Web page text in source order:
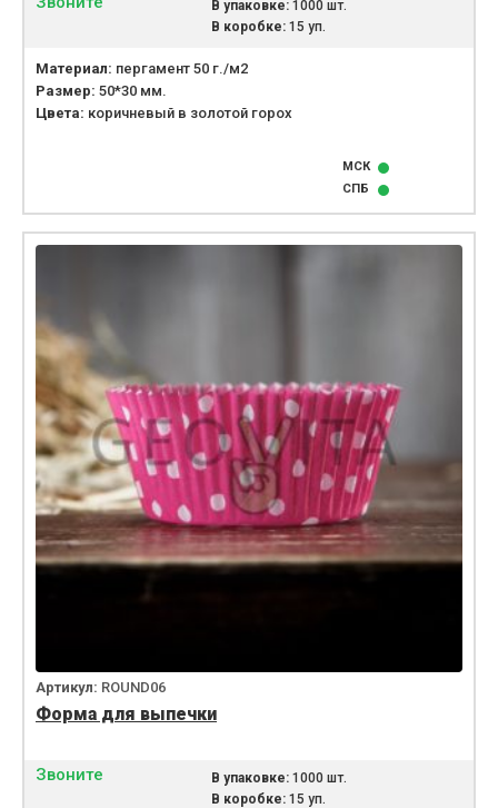
В упаковке:1000 шт.
В коробке:15 уп.
Материал: пергамент 50 г./м2
Размер: 50*30 мм.
Цвета: коричневый в золотой горох
МСК
СПБ
Артикул: ROUND06
Форма для выпечки
Звоните В упаковке:1000 шт.
В коробке:15 уп.